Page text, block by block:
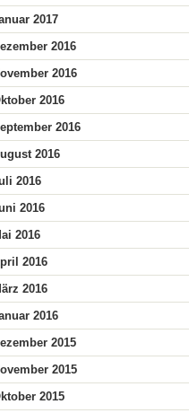
2017
2016
2016
2016
2016
2016
2016
2016
2016
2016
2016
2016
2015
2015
2015